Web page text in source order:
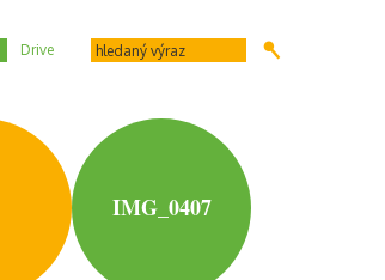
Drive
IMG_0407